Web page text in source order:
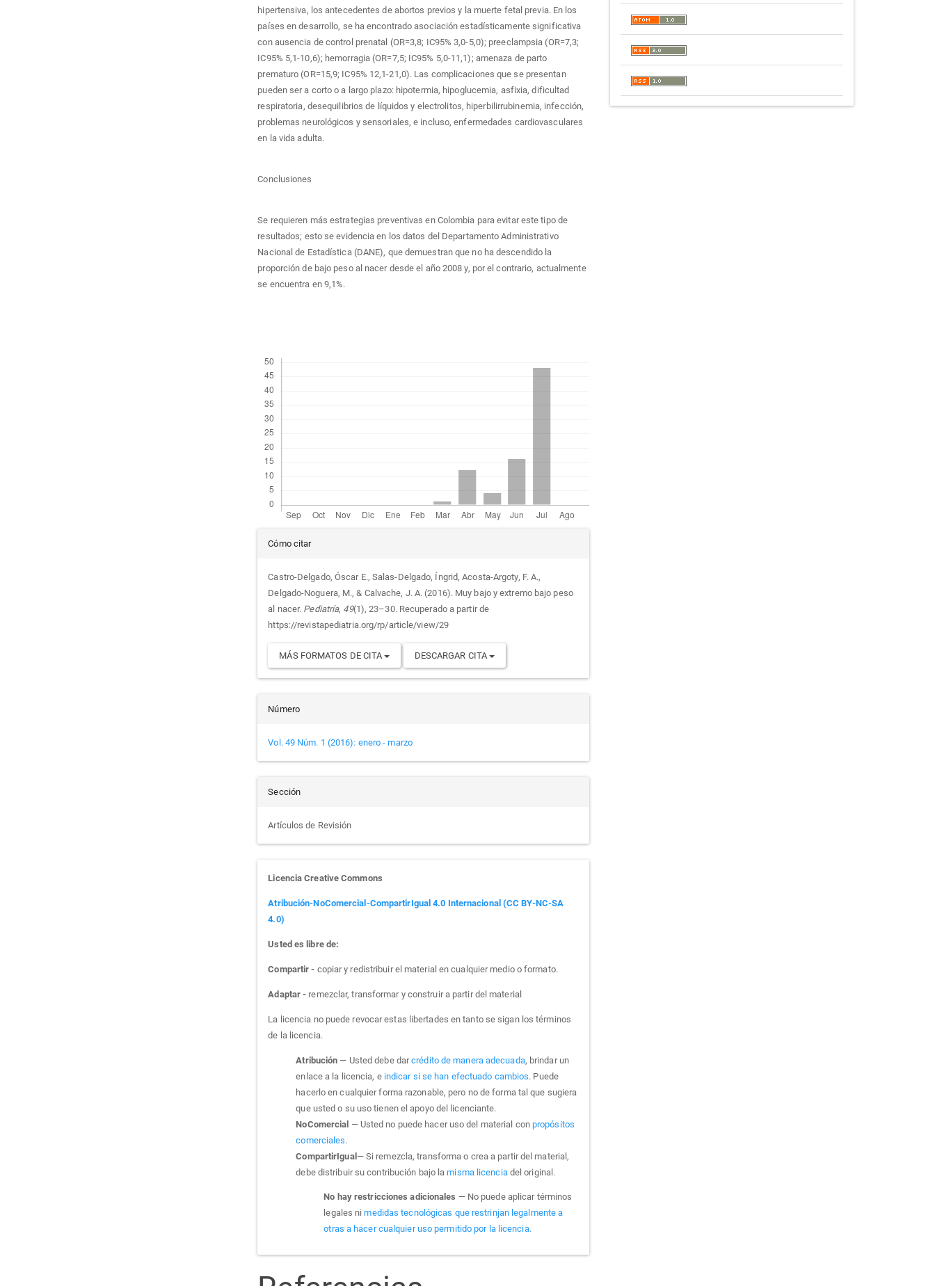
hipertensiva, los antecedentes de abortos previos y la muerte fetal previa. En los
países en desarrollo, se ha encontrado asociación estadísticamente significativa
con ausencia de control prenatal (OR=3,8; IC95% 3,0-5,0); preeclampsia (OR=7,3;
IC95% 5,1-10,6); hemorragia (OR=7,5; IC95% 5,0-11,1); amenaza de parto
prematuro (OR=15,9; IC95% 12,1-21,0). Las complicaciones que se presentan
pueden ser a corto o a largo plazo: hipotermia, hipoglucemia, asfixia, dificultad
respiratoria, desequilibrios de líquidos y electrolitos, hiperbilirrubinemia, infección,
problemas neurológicos y sensoriales, e incluso, enfermedades cardiovasculares
en la vida adulta.
Conclusiones
Se requieren más estrategias preventivas en Colombia para evitar este tipo de
resultados; esto se evidencia en los datos del Departamento Administrativo
Nacional de Estadística (DANE), que demuestran que no ha descendido la
proporción de bajo peso al nacer desde el año 2008 y, por el contrario, actualmente
se encuentra en 9,1%.
Detalles
del
artículo
Cómo citar
Castro-Delgado, Óscar E., Salas-Delgado, Íngrid, Acosta-Argoty, F. A.,
Delgado-Noguera, M., & Calvache, J. A. (2016). Muy bajo y extremo bajo peso
al nacer. Pediatría, 49(1), 23–30. Recuperado a partir de
https://revistapediatria.org/rp/article/view/29
MÁS FORMATOS DE CITA DESCARGAR CITA
Número
Vol. 49 Núm. 1 (2016): enero - marzo
Sección
Artículos de Revisión
Licencia Creative Commons
Atribución-NoComercial-CompartirIgual 4.0 Internacional (CC BY-NC-SA
4.0)
Usted es libre de:
Compartir - copiar y redistribuir el material en cualquier medio o formato.
Adaptar - remezclar, transformar y construir a partir del material
La licencia no puede revocar estas libertades en tanto se sigan los términos
de la licencia.
Atribución — Usted debe darcrédito de manera adecuada, brindar un
enlace a la licencia, e indicar si se han efectuado cambios. Puede
hacerlo en cualquier forma razonable, pero no de forma tal que sugiera
que usted o su uso tienen el apoyo del licenciante.
NoComercial — Usted no puede hacer uso del material con propósitos
comerciales.
CompartirIgual — Si remezcla, transforma o crea a partir del material,
debe distribuir su contribución bajo lamisma licenciadel original.
No hay restricciones adicionales — No puede aplicar términos
legales nimedidas tecnológicas que restrinjan legalmente a
otras a hacer cualquier uso permitido por la licencia.